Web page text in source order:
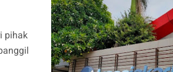
pihak